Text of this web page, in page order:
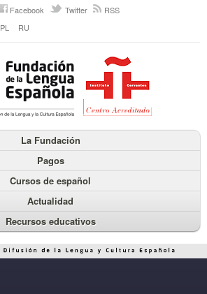
Facebook Twitter
RSS
PL RU
La Fundación
Pagos
Cursos de español
Actualidad
Recursos educativos